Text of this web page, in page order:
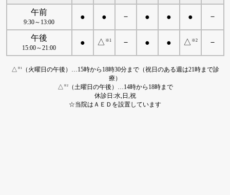
午前
9:30～13:00
● ● － ● ● ● －
午後
15:00～21:00
● △ ※1 － ● ● △ ※2 －
△ ※1（火曜日の午後）…15時から18時30分まで（祝日のある週は21時まで診
療）
△ ※2（土曜日の午後）…14時から18時まで
休診日:水,日,祝
☆当院はＡＥＤを設置しています